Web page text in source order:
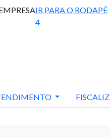
IR PARA O RODAPÉ
4